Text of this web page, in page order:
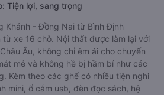
Tiện lợi, sang trọng
Khánh - Đồng Nai từ Bình Định
từ xe 16 chỗ. Nội thất được làm lại với
Âu, không chỉ êm ái cho chuyến
mẻ và không hề bị hầm bí như các
Kèm theo các ghế có nhiều tiện nghi
mini, ổ cắm usb, đèn đọc sách, hệ